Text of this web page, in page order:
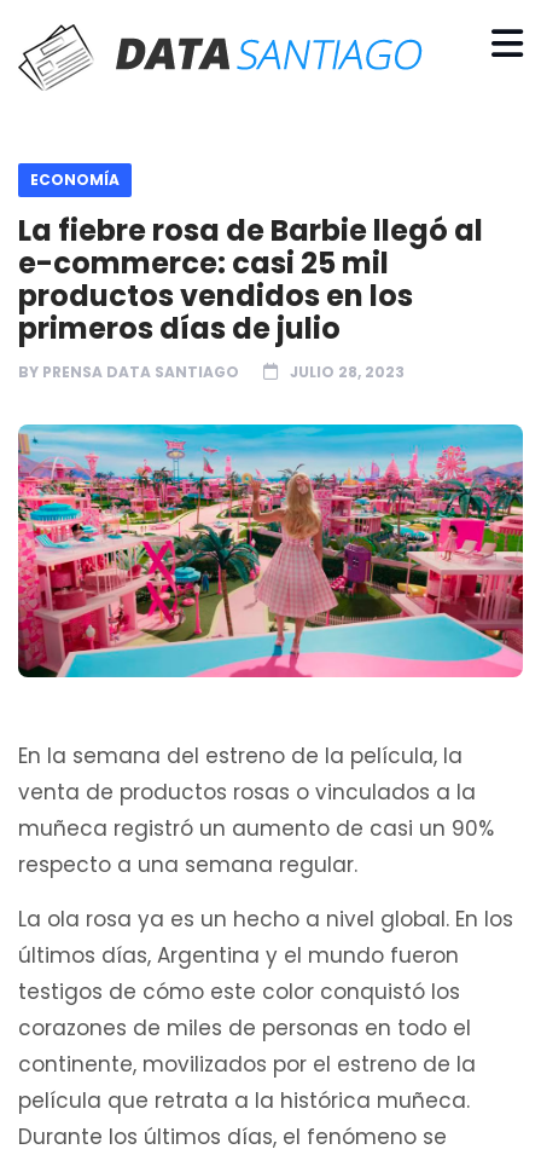
ECONOMÍA
La fiebre rosa de Barbie llegó al
e-commerce: casi 25 mil
productos vendidos en los
primeros días de julio
BY PRENSA DATA SANTIAGO JULIO 28, 2023
En la semana del estreno de la película, la
venta de productos rosas o vinculados a la
muñeca registró un aumento de casi un 90%
respecto a una semana regular.
La ola rosa ya es un hecho a nivel global. En los
últimos días, Argentina y el mundo fueron
testigos de cómo este color conquistó los
corazones de miles de personas en todo el
continente, movilizados por el estreno de la
película que retrata a la histórica muñeca.
Durante los últimos días, el fenómeno se